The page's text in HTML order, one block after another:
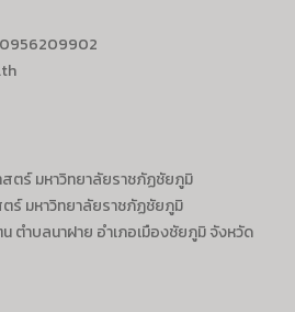
0956209902
ตร์มหาวิทยาลัยราชภัฏชัยภูมิ
ร์ มหาวิทยาลัยราชภัฏชัยภูมิ
ตำบลนาฝาย อำเภอเมืองชัยภูมิ จังหวัด